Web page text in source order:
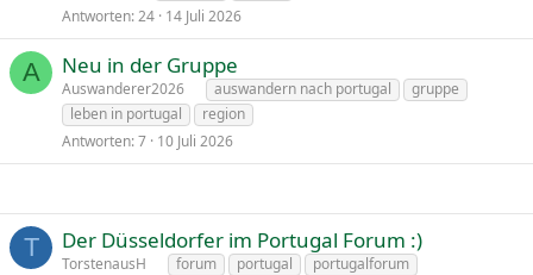
Antworten 24 14 Juli 2026
A Neu in der Gruppe
Auswanderer2026 auswandern nach portugal
gruppe
leben in portugal
region
Antworten 7 10 Juli 2026
T Der Düsseldorfer im Portugal Forum :)
TorstenausH forum portugal
portugalforum